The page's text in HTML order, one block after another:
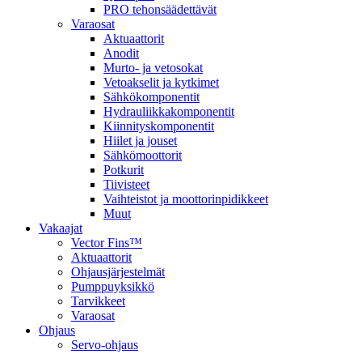
PRO tehonsäädettävät
Varaosat
Aktuaattorit
Anodit
Murto- ja vetosokat
Vetoakselit ja kytkimet
Sähkökomponentit
Hydrauliikkakomponentit
Kiinnityskomponentit
Hiilet ja jouset
Sähkömoottorit
Potkurit
Tiivisteet
Vaihteistot ja moottorinpidikkeet
Muut
Vakaajat
Vector Fins™
Aktuaattorit
Ohjausjärjestelmät
Pumppuyksikkö
Tarvikkeet
Varaosat
Ohjaus
Servo-ohjaus